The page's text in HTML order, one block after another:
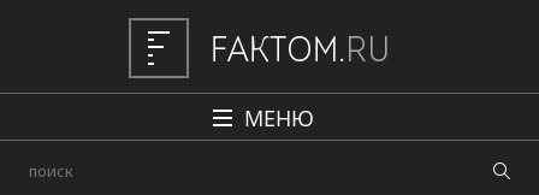
МЕНЮ